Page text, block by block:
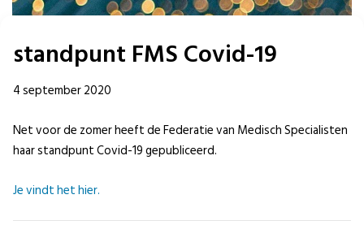
standpunt FMS Covid-19
4 september 2020
Net voor de zomer heeft de Federatie van Medisch Specialisten
haar standpunt Covid-19 gepubliceerd.
Je vindt het hier.